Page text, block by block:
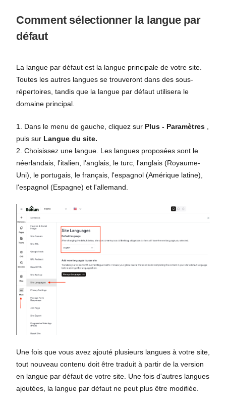
Comment sélectionner la langue par
défaut
La langue par défaut est la langue principale de votre site.
Toutes les autres langues se trouveront dans des sous-
répertoires, tandis que la langue par défaut utilisera le
domaine principal.
1. Dans le menu de gauche, cliquez sur Plus - Paramètres
puis sur Langue du site.
2. Choisissez une langue. Les langues proposées sont le
néerlandais, l'italien, l'anglais, le turc, l'anglais (Royaume-
Uni), le portugais, le français, l'espagnol (Amérique latine),
l'espagnol (Espagne) et l'allemand.
Une fois que vous avez ajouté plusieurs langues à votre site,
tout nouveau contenu doit être traduit à partir de la version
en langue par défaut de votre site. Une fois d'autres langues
ajoutées, la langue par défaut ne peut plus être modifiée.